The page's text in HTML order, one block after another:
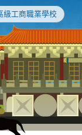
級工商職業學校